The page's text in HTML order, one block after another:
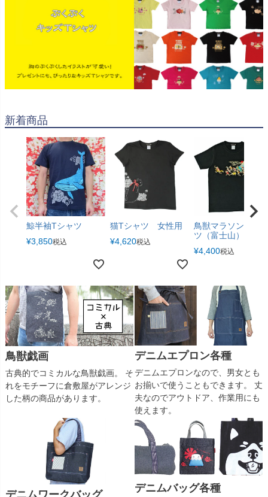
新着商品
鯨半袖Tシャツ
¥3,850税込
猫Tシャツ 女性用
¥4,620税込
鳥獣マラソンTシャ
ツ（富士山）
¥4,400税込
鳥獣戯画
古典的でコミカルな鳥獣戯画。 そ
れをモチーフに倉敷屋がアレンジ
した柄の商品があります。
デニムエプロン各種
デニムエプロンなので、男女とも
お揃いで使うこともできます。 丈
夫なのでアウトドア、作業用にも
使えます。
デニムバッグ各種